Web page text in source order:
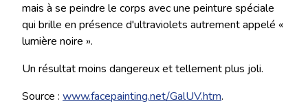
mais à se peindre le corps avec une peinture spéciale
qui brille en présence d'ultraviolets autrement appelé «
lumière noire ».
Un résultat moins dangereux et tellement plus joli.
Source : www.facepainting.net/GalUV.htm.